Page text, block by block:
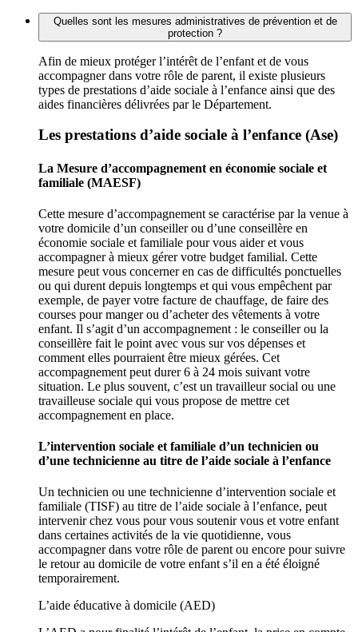
Quelles sont les mesures administratives de prévention et de
protection ?
Afin de mieux protéger l’intérêt de l’enfant et de vous
accompagner dans votre rôle de parent, il existe plusieurs
types de prestations d’aide sociale à l’enfance ainsi que des
aides financières délivrées par le Département.
Les prestations d’aide sociale à l’enfance (Ase)
La Mesure d’accompagnement en économie sociale et
familiale (MAESF)
Cette mesure d’accompagnement se caractérise par la venue à
votre domicile d’un conseiller ou d’une conseillère en
économie sociale et familiale pour vous aider et vous
accompagner à mieux gérer votre budget familial. Cette
mesure peut vous concerner en cas de difficultés ponctuelles
ou qui durent depuis longtemps et qui vous empêchent par
exemple, de payer votre facture de chauffage, de faire des
courses pour manger ou d’acheter des vêtements à votre
enfant. Il s’agit d’un accompagnement : le conseiller ou la
conseillère fait le point avec vous sur vos dépenses et
comment elles pourraient être mieux gérées. Cet
accompagnement peut durer 6 à 24 mois suivant votre
situation. Le plus souvent, c’est un travailleur social ou une
travailleuse sociale qui vous propose de mettre cet
accompagnement en place.
L’intervention sociale et familiale d’un technicien ou
d’une technicienne au titre de l’aide sociale à l’enfance
Un technicien ou une technicienne d’intervention sociale et
familiale (TISF) au titre de l’aide sociale à l’enfance, peut
intervenir chez vous pour vous soutenir vous et votre enfant
dans certaines activités de la vie quotidienne, vous
accompagner dans votre rôle de parent ou encore pour suivre
le retour au domicile de votre enfant s’il en a été éloigné
temporairement.
L’aide éducative à domicile (AED)